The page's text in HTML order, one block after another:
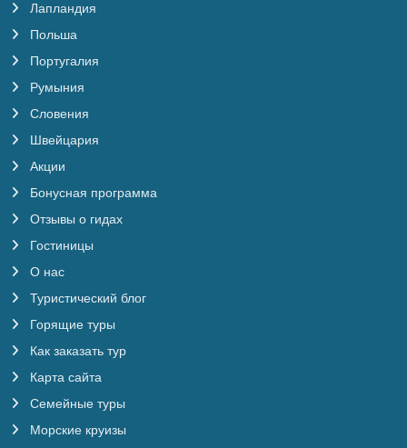
Лапландия
Польша
Португалия
Румыния
Словения
Швейцария
Акции
Бонусная программа
Отзывы о гидах
Гостиницы
О нас
Туристический блог
Горящие туры
Как заказать тур
Карта сайта
Семейные туры
Морские круизы